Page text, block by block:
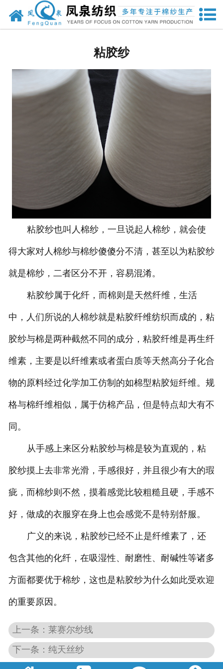
网站首页
竹纤维纱
其他纱线
强捻纱
天丝
粘胶纱
粘胶纱也叫人棉纱，一旦说起人棉纱，就会使
得大家对人棉纱与棉纱傻傻分不清，甚至以为粘胶纱
就是棉纱，二者区分不开，容易混淆。
粘胶纱属于化纤，而棉则是天然纤维，生活
中，人们所说的人棉纱就是粘胶纤维纺织而成的，粘
胶纱与棉是两种截然不同的成分，粘胶纤维是再生纤
维素，主要是以纤维素或者蛋白质等天然高分子化合
物的原料经过化学加工仿制的如棉型粘胶短纤维。规
格与棉纤维相似，属于仿棉产品，但是特点却大有不
同。
从手感上来区分粘胶纱与棉是较为直观的，粘
胶纱摸上去非常光滑，手感很好，并且很少有大的瑕
疵，而棉纱则不然，摸着感觉比较粗糙且硬，手感不
好，做成的衣服穿在身上也会感觉不是特别舒服。
广义的来说，粘胶纱已经不止是纤维素了，还
包含其他的化纤，在吸湿性、耐磨性、耐碱性等诸多
方面都要优于棉纱，这也是粘胶纱为什么如此受欢迎
的重要原因。
上一条：莱赛尔纱线
下一条：纯天丝纱